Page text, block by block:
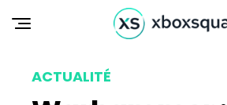
ACTUALITÉ